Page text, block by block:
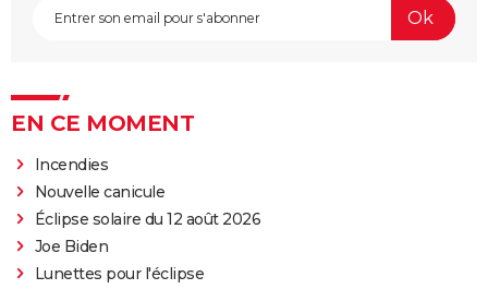
EN CE MOMENT
Incendies
Nouvelle canicule
Éclipse solaire du 12 août 2026
Joe Biden
Lunettes pour l'éclipse